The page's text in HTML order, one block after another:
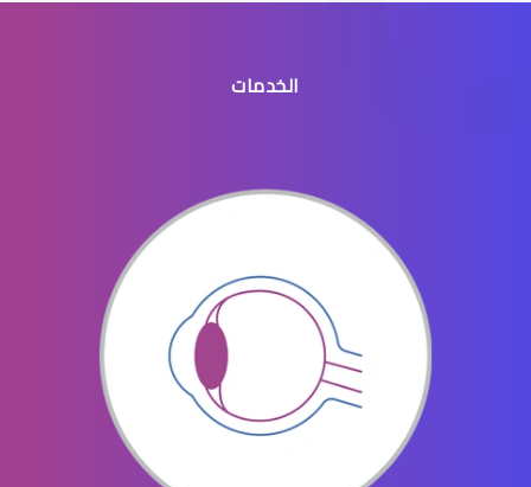
افضل طبيب عيون جنوب الرياض
افضل دكتور عيون في النسيم
الخدمات